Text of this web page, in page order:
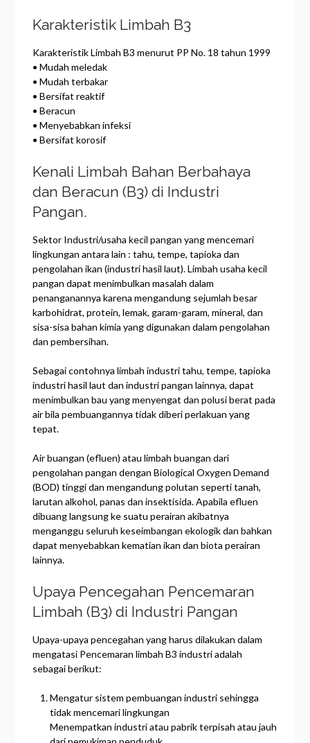
Karakteristik Limbah B3
Karakteristik Limbah B3 menurut PP No. 18 tahun 1999
• Mudah meledak
• Mudah terbakar
• Bersifat reaktif
• Beracun
• Menyebabkan infeksi
• Bersifat korosif
Kenali Limbah Bahan Berbahaya
dan Beracun (B3) di Industri
Pangan.
Sektor Industri/usaha kecil pangan yang mencemari
lingkungan antara lain : tahu, tempe, tapioka dan
pengolahan ikan (industri hasil laut). Limbah usaha kecil
pangan dapat menimbulkan masalah dalam
penanganannya karena mengandung sejumlah besar
karbohidrat, protein, lemak, garam-garam, mineral, dan
sisa-sisa bahan kimia yang digunakan dalam pengolahan
dan pembersihan.
Sebagai contohnya limbah industri tahu, tempe, tapioka
industri hasil laut dan industri pangan lainnya, dapat
menimbulkan bau yang menyengat dan polusi berat pada
air bila pembuangannya tidak diberi perlakuan yang
tepat.
Air buangan (efluen) atau limbah buangan dari
pengolahan pangan dengan Biological Oxygen Demand
(BOD) tinggi dan mengandung polutan seperti tanah,
larutan alkohol, panas dan insektisida. Apabila efluen
dibuang langsung ke suatu perairan akibatnya
menganggu seluruh keseimbangan ekologik dan bahkan
dapat menyebabkan kematian ikan dan biota perairan
lainnya.
Upaya Pencegahan Pencemaran
Limbah (B3) di Industri Pangan
Upaya-upaya pencegahan yang harus dilakukan dalam
mengatasi Pencemaran limbah B3 industri adalah
sebagai berikut:
Mengatur sistem pembuangan industri sehingga
tidak mencemari lingkungan
Menempatkan industri atau pabrik terpisah atau jauh